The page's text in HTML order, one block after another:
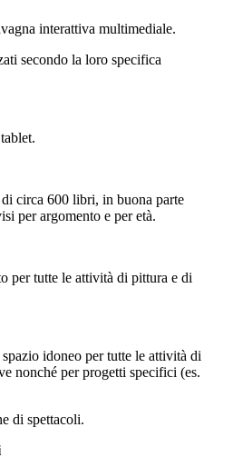
interattiva multimediale.
secondo la loro specifica
circa 600 libri, in buona parte
per argomento e per età.
per tutte le attività di pittura e di
idoneo per tutte le attività di
nonché per progetti specifici (es.
di spettacoli.